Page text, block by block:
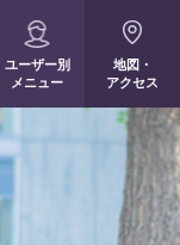
ユーザー別
メニュー
地図・
アクセス